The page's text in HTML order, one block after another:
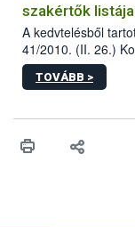
szakértők listája
A kedvtelésből
41/2010. (II. 26.)
sérülés, illetve
hatósági
vonni az ebek
TOVÁBB >